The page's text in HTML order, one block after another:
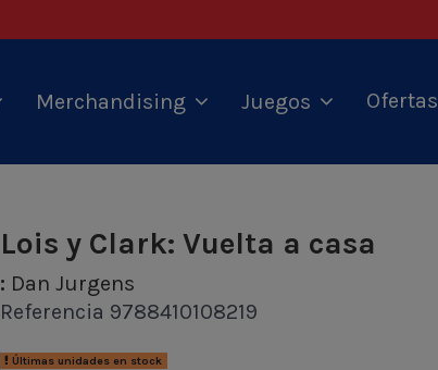
Merchandising Juegos Ofertas
Lois y Clark: Vuelta a casa
: Dan Jurgens
Referencia 9788410108219
Últimas unidades en stock